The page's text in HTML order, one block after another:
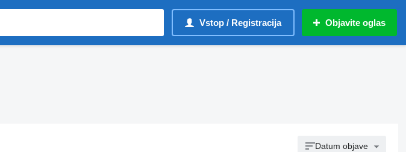
Vstop / Registracija Objavite oglas
Datum objave